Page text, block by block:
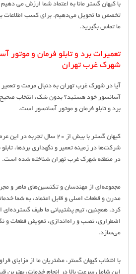
با کیهان گستر مانا به اعتماد شما ارزش می
تخصص ما تحویل می‌دهیم. برای کسب اطلاعات
ما تماس بگیرید.
تعمیرات برد و تابلو فرمان و موتور
شهرک غرب تهران
آیا در شهرک غرب تهران به دنبال مرمت و تعمیر
آسانسور خود هستید؟ بدون شک، انتخاب صحیح
برد و تابلو فرمان و موتور آسانسور است.
کیهان گستر با بیش از ۲۰ سال
شرکت‌ها در زمینه تعمیر و نگهداری بردها،
در منطقه شهرک غرب تهران شناخته شده است.
مجموعه‌ای از مهندسان و تکنسین‌های ماهر و
مدرن و قطعات اصلی و قابل اعتماد، به شما
کرد. همچنین، تیم پشتیبانی ما طیف گسترده‌ای
اضطراری، نصب و راه‌اندازی، تعویض قطعات و
می‌سازد.
با انتخاب کیهان گستر، مشتریان ما از مزایای
این شامل سرعت بالا در انجام خدمات، بهترین